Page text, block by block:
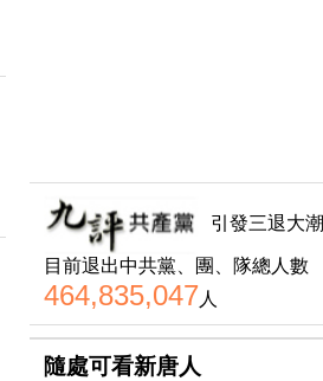
引發三退大潮
目前退出中共黨、團、隊總人數
464,835,047人
隨處可看新唐人